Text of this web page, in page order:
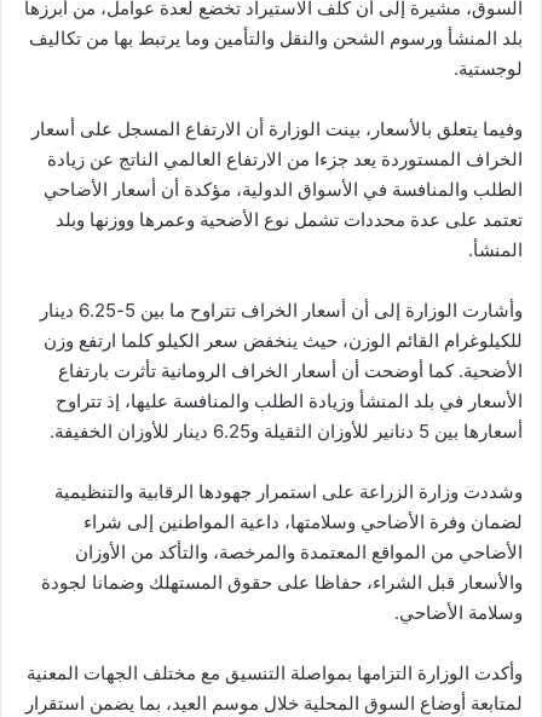
السوق، مشيرة إلى أن كلف الاستيراد تخضع لعدة عوامل، من أبرزها
بلد المنشأ ورسوم الشحن والنقل والتأمين وما يرتبط بها من تكاليف
لوجستية.
وفيما يتعلق بالأسعار، بينت الوزارة أن الارتفاع المسجل على أسعار
الخراف المستوردة يعد جزءا من الارتفاع العالمي الناتج عن زيادة
الطلب والمنافسة في الأسواق الدولية، مؤكدة أن أسعار الأضاحي
تعتمد على عدة محددات تشمل نوع الأضحية وعمرها ووزنها وبلد
المنشأ.
وأشارت الوزارة إلى أن أسعار الخراف تتراوح ما بين 5-6.25 دينار
للكيلوغرام القائم الوزن، حيث ينخفض سعر الكيلو كلما ارتفع وزن
الأضحية. كما أوضحت أن أسعار الخراف الرومانية تأثرت بارتفاع
الأسعار في بلد المنشأ وزيادة الطلب والمنافسة عليها، إذ تتراوح
أسعارها بين 5 دنانير للأوزان الثقيلة و6.25 دينار للأوزان الخفيفة.
وشددت وزارة الزراعة على استمرار جهودها الرقابية والتنظيمية
لضمان وفرة الأضاحي وسلامتها، داعية المواطنين إلى شراء
الأضاحي من المواقع المعتمدة والمرخصة، والتأكد من الأوزان
والأسعار قبل الشراء، حفاظا على حقوق المستهلك وضمانا لجودة
وسلامة الأضاحي.
وأكدت الوزارة التزامها بمواصلة التنسيق مع مختلف الجهات المعنية
لمتابعة أوضاع السوق المحلية خلال موسم العيد، بما يضمن استقرار